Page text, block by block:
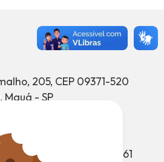
205, CEP 09371-520
Mauá - SP
4512-7500
ao Munícipe: (11) 4512-7661